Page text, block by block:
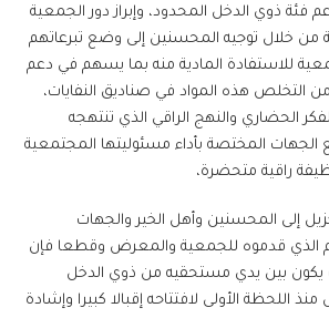
فئة ذوي الدخل المحدود، وإبراز دور الجمعية
من خلال توجيه المحسنين إلى وضع تبرعاتهم
للاستفادة المادية منه بما يسهم في دعم
التخلص هذه المواد في صناديق النفايات،
الحضاري والنهج الراقي الذي تنتهجه
الجهات المختصة بأداء مسئوليتها المجتمعية
راقية متحضرة،
إلى المحسنين وأهل الخير والجهات
الذي قدموه للجمعية والمعرض وقطعا فإن
بين يدي مستحقيه من ذوي الدخل
اللحظة الأولى لافتتاحه إقبالا كبيرا وإشادة